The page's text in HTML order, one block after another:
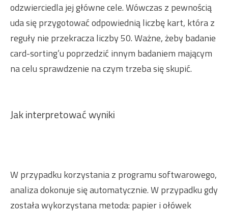
odzwierciedla jej główne cele. Wówczas z pewnością
uda się przygotować odpowiednią liczbę kart, która z
reguły nie przekracza liczby 50. Ważne, żeby badanie
card-sorting’u poprzedzić innym badaniem mającym
na celu sprawdzenie na czym trzeba się skupić.
Jak interpretować wyniki
W przypadku korzystania z programu softwarowego,
analiza dokonuje się automatycznie. W przypadku gdy
została wykorzystana metoda: papier i ołówek